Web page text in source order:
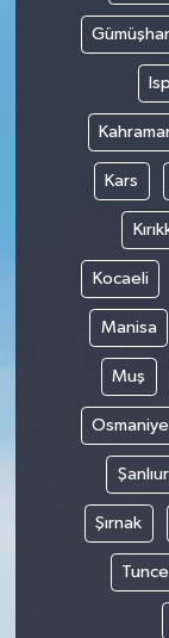
Kars
Kocaeli
Manisa
Muş
Osmaniye
Şırnak